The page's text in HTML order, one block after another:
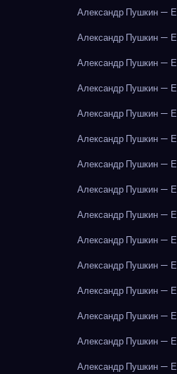
Александр Пушкин —
Александр Пушкин —
Александр Пушкин —
Александр Пушкин —
Александр Пушкин —
Александр Пушкин —
Александр Пушкин —
Александр Пушкин —
Александр Пушкин —
Александр Пушкин —
Александр Пушкин —
Александр Пушкин —
Александр Пушкин —
Александр Пушкин —
Александр Пушкин —